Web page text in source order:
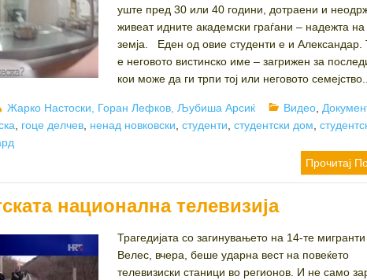
уште пред 30 или 40 години, дотраени и
живеат идните академски граѓани – надежта на
земја. Еден од овие студенти е и Александар.
е неговото вистинско име – загрижен за
кои може да ги трпи тој или неговото семејство...
Author
Жарко Настоски, Горан Лефков, Љубиша Арсиќ Categories
Видео
гоце делчев ненад новковски ,студенти ,студентски дом ,
Прочитај
национална телевизија
Трагедијата со загинувањето на 14-те мигранти
Велес, вчера, беше ударна вест на повеќето
телевизиски станици во регионов. И не само